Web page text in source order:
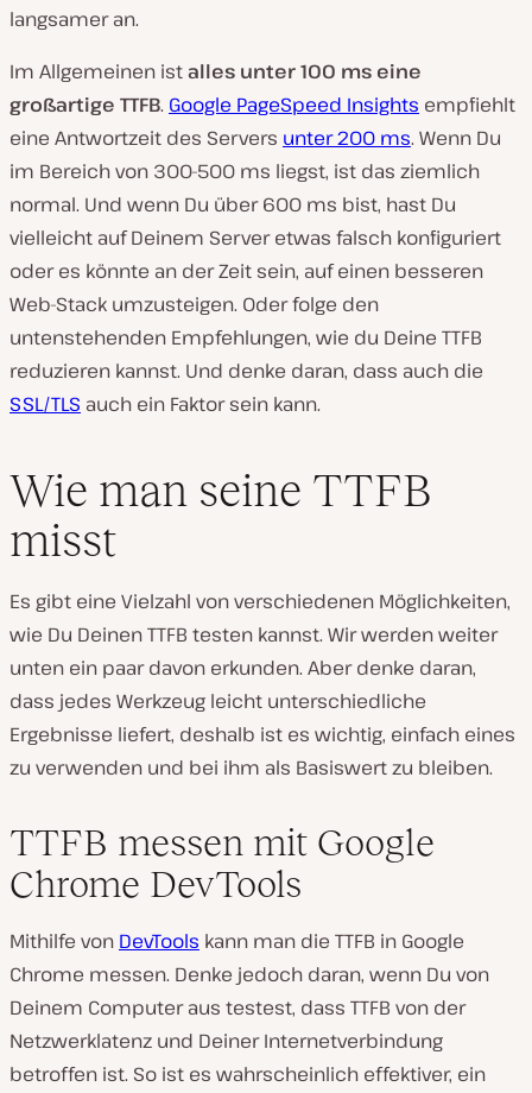
langsamer an.
Im Allgemeinen istalles unter 100 ms eine
großartige TTFB. Google PageSpeed Insights empfiehlt
eine Antwortzeit des Servers unter 200 ms. Wenn Du
im Bereich von 300-500 ms liegst, ist das ziemlich
normal. Und wenn Du über 600 ms bist, hast Du
vielleicht auf Deinem Server etwas falsch konfiguriert
oder es könnte an der Zeit sein, auf einen besseren
Web-Stack umzusteigen. Oder folge den
untenstehenden Empfehlungen, wie du Deine TTFB
reduzieren kannst. Und denke daran, dass auch die
SSL/TLS auch ein Faktor sein kann.
Wie man seine TTFB
misst
Es gibt eine Vielzahl von verschiedenen Möglichkeiten,
wie Du Deinen TTFB testen kannst. Wir werden weiter
unten ein paar davon erkunden. Aber denke daran,
dass jedes Werkzeug leicht unterschiedliche
Ergebnisse liefert, deshalb ist es wichtig, einfach eines
zu verwenden und bei ihm als Basiswert zu bleiben.
TTFB messen mit Google
Chrome DevTools
Mithilfe von DevTools kann man die TTFB in Google
Chrome messen. Denke jedoch daran, wenn Du von
Deinem Computer aus testest, dass TTFB von der
Netzwerklatenz und Deiner Internetverbindung
betroffen ist. So ist es wahrscheinlich effektiver, ein